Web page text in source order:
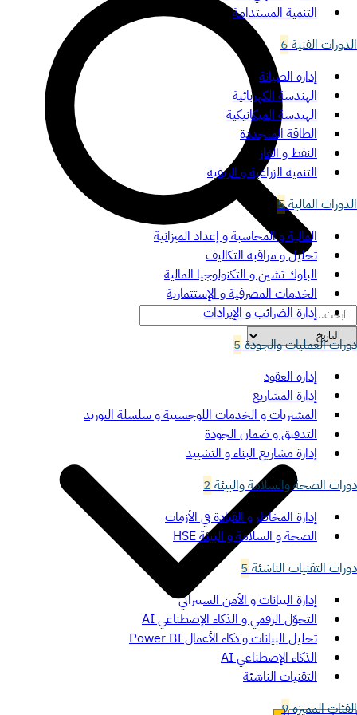
التنمية المستدامة
الدورات الفنية6
إدارة الصيانة
الهندسة الكهربائية
الهندسة الميكانيكية
الطاقة المتجددة
النفط و الغاز
التنمية الزراعية و الريفية
الدورات المالية5
المالية و المحاسبة و إعداد الميزانية
تحليل و مراقبة التكاليف
البلوك تشين و التكنولوجيا المالية
الخدمات المصرفية و الإستثمارية
إدارة الضرائب و الإيرادات
دورات العمليات والجودة5
إدارة العقود
إدارة المشاريع
المشتريات و الخدمات اللوجستية و سلسلة التوريد
التدقيق و ضمان الجودة
إدارة مشاريع البناء و التشييد
دورات الصحة والسلامة والبيئة2
إدارة المخاطر و القيادة في الأزمات
الصحة و السلامة و البيئة HSE
دورات التقنيات الناشئة5
إدارة البيانات و الأمن السيبراني
التحوّل الرقمي و الذكاء الإصطناعي AI
تحليل البيانات و ذكاء الأعمال Power BI
الذكاء الإصطناعي AI
التقنيات الناشئة
الفئات المميزة9